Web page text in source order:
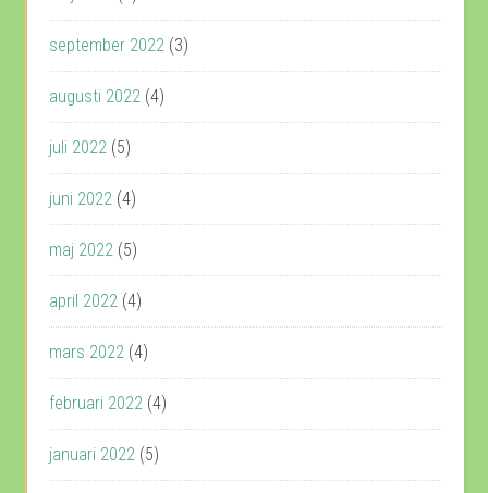
september 2022 (3)
augusti 2022 (4)
juli 2022 (5)
juni 2022 (4)
maj 2022 (5)
april 2022 (4)
mars 2022 (4)
februari 2022 (4)
januari 2022 (5)